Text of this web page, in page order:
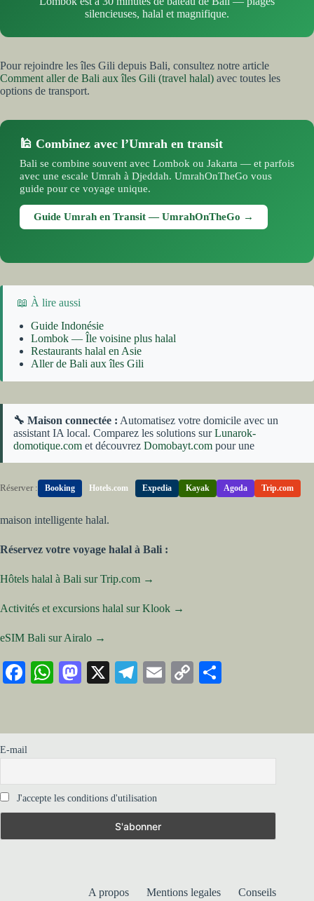
silencieuses, halal et magnifique.
Pour rejoindre les îles Gili depuis Bali, consultez notre article
Comment aller de Bali aux îles Gili (travel halal) avec toutes les
options de transport.
🕌 Combinez avec l’Umrah en transit
Bali se combine souvent avec Lombok ou Jakarta — et parfois
avec une escale Umrah à Djeddah. UmrahOnTheGo vous
guide pour ce voyage unique.
Guide Umrah en Transit — UmrahOnTheGo →
📖 À lire aussi
Guide Indonésie
Lombok — Île voisine plus halal
Restaurants halal en Asie
Aller de Bali aux îles Gili
🔧 Maison connectée : Automatisez votre domicile avec un
assistant IA local. Comparez les solutions surLunarok-
domotique.com et découvrez Domobayt.com pour une
Réserver : Booking Hotels.com Expedia Kayak Agoda Trip.com
maison intelligente halal.
Réservez votre voyage halal à Bali :
Hôtels halal à Bali sur Trip.com →
Activités et excursions halal sur Klook →
eSIM Bali sur Airalo →
Fa
ok
W
A
M
do
X
Te
a
E
C
Li er
E-mail
J'accepte les conditions d'utilisation
A propos Mentions legales
Conseils